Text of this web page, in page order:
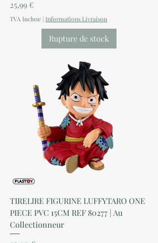
Prix
25,99 €
TVA Incluse | Informations Livraison
Rupture de stock
TIRELIRE FIGURINE LUFFYTARO ONE
PIECE PVC 15CM REF 80277 | Au
Collectionneur